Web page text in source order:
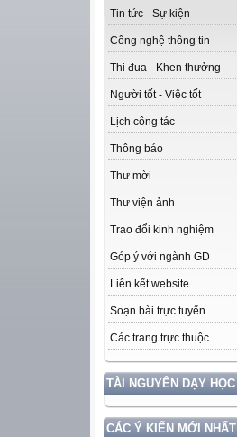
Tin tức - Sự kiện
Công nghệ thông tin
Thi đua - Khen thưởng
Người tốt - Việc tốt
Lịch công tác
Thông báo
Thư mời
Thư viện ảnh
Trao đổi kinh nghiệm
Góp ý với ngành GD
Liên kết website
Soạn bài trực tuyến
Các trang trực thuộc
TÀI NGUYÊN DẠY HỌC
CÁC Ý KIẾN MỚI NHẤT